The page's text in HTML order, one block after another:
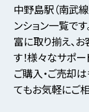
中野島駅（南武
ンション一覧で
富に取り揃え、
す！様々なサポー
ご購入・ご売却
てもお気軽にご